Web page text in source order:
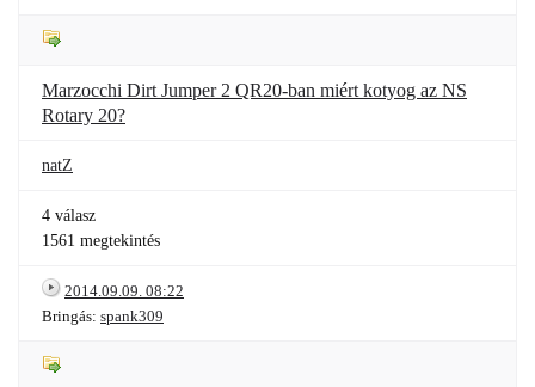
Marzocchi Dirt Jumper 2 QR20-ban miért kotyog az NS
Rotary 20?
natZ
4 válasz
1561 megtekintés
2014.09.09. 08:22
Bringás: spank309